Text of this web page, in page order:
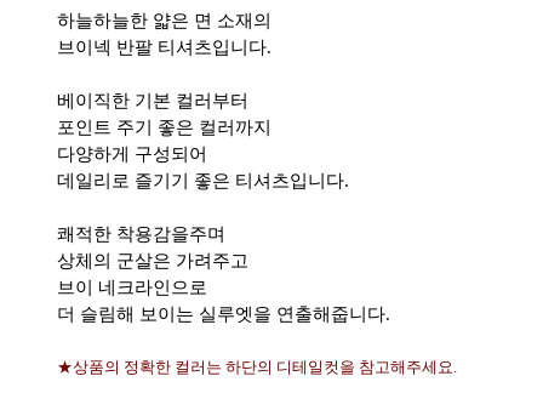
하늘하늘한 얇은 면 소재의
브이넥 반팔 티셔츠입니다.
베이직한 기본 컬러부터
포인트 주기 좋은 컬러까지
다양하게 구성되어
데일리로 즐기기 좋은 티셔츠입니다.
쾌적한 착용감을주며
상체의 군살은 가려주고
브이 네크라인으로
더 슬림해 보이는 실루엣을 연출해줍니다.
★상품의 정확한 컬러는 하단의 디테일컷을 참고해주세요.